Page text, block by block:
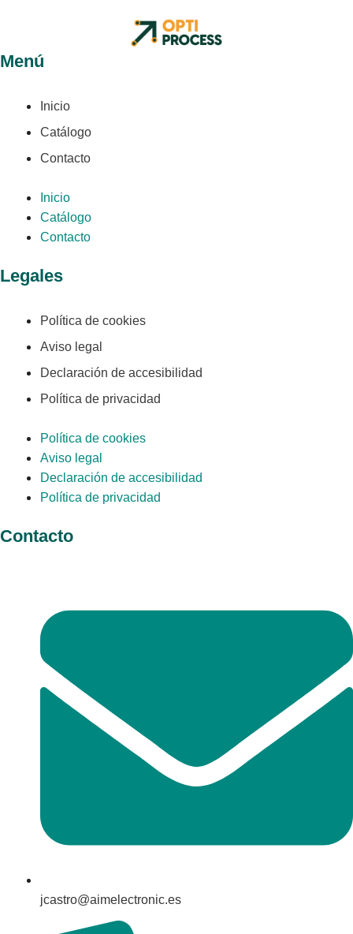
Menú
Inicio
Catálogo
Contacto
Inicio
Catálogo
Contacto
Legales
Política de cookies
Aviso legal
Declaración de accesibilidad
Política de privacidad
Política de cookies
Aviso legal
Declaración de accesibilidad
Política de privacidad
Contacto
jcastro@aimelectronic.es